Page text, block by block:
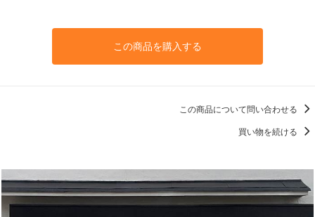
この商品を購入する
この商品について問い合わせる
買い物を続ける